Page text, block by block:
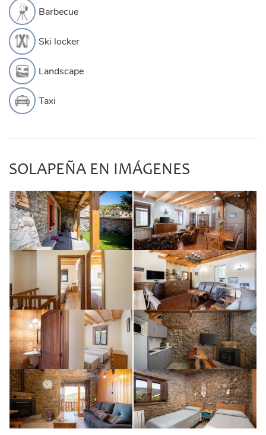
Barbecue
Ski locker
Landscape
Taxi
SOLAPEÑA EN IMÁGENES